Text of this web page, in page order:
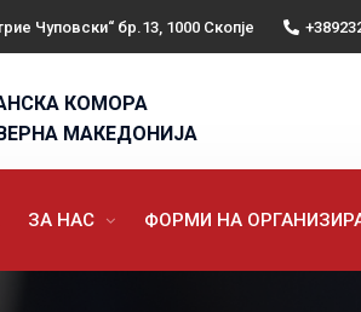
Чуповски“ бр.13, 1000 Скопје
КОМОРА
МАКЕДОНИЈА
ЗА НАС ФОРМИ НА